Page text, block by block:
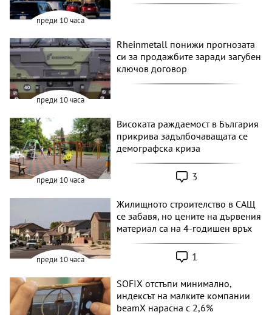
преди 10 часа
преди 10 часа
Rheinmetall понижи прогнозата
си за продажбите заради загубен
ключов договор
преди 10 часа
Високата раждаемост в България
прикрива задълбочаващата се
демографска криза
3
преди 10 часа
Жилищното строителство в САЩ
се забавя, но цените на дървения
материал са на 4-годишен връх
1
SOFIX отстъпи минимално,
индексът на малките компании
beamX нарасна с 2,6%